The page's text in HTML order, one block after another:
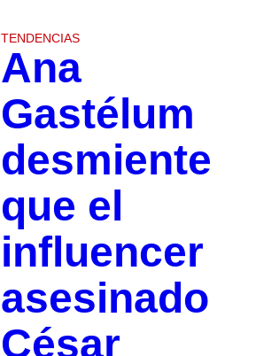
TENDENCIAS
Ana
Gastélum
desmiente
que el
influencer
asesinado
César